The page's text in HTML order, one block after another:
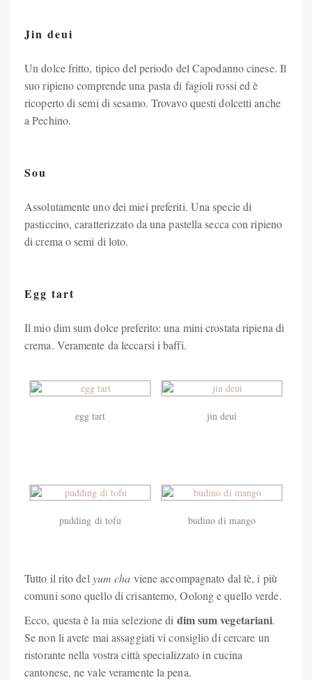
Jin deui
Un dolce fritto, tipico del periodo del Capodanno cinese. Il
suo ripieno comprende una pasta di fagioli rossi ed è
ricoperto di semi di sesamo. Trovavo questi dolcetti anche
a Pechino.
Sou
Assolutamente uno dei miei preferiti. Una specie di
pasticcino, caratterizzato da una pastella secca con ripieno
di crema o semi di loto.
Egg tart
Il mio dim sum dolce preferito: una mini crostata ripiena di
crema. Veramente da leccarsi i baffi.
egg tart jin deui
pudding di tofu budino di mango
Tutto il rito del yum cha viene accompagnato dal tè, i più
comuni sono quello di crisantemo, Oolong e quello verde.
Ecco, questa è la mia selezione di dim sum vegetariani.
Se non li avete mai assaggiati vi consiglio di cercare un
ristorante nella vostra città specializzato in cucina
cantonese, ne vale veramente la pena.